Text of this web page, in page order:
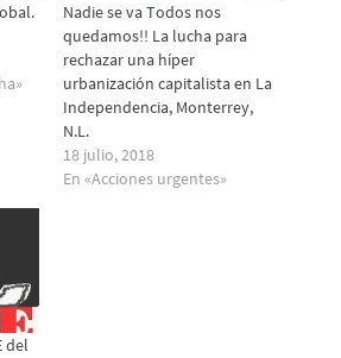
Nadie se va Todos nos
quedamos!! La lucha para
rechazar una híper
urbanización capitalista en La
Independencia, Monterrey,
N.L.
18 julio, 2018
En «Acciones urgentes»
del